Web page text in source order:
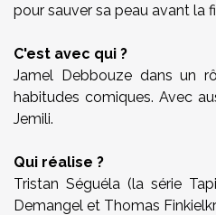
pour sauver sa peau avant la
C'est avec qui ?
Jamel Debbouze dans un
habitudes comiques. Avec
Jemili.
Qui réalise ?
Tristan Séguéla (la série
Demangel et Thomas